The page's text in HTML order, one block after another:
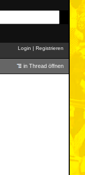
Login | Registrieren
in Thread öffnen